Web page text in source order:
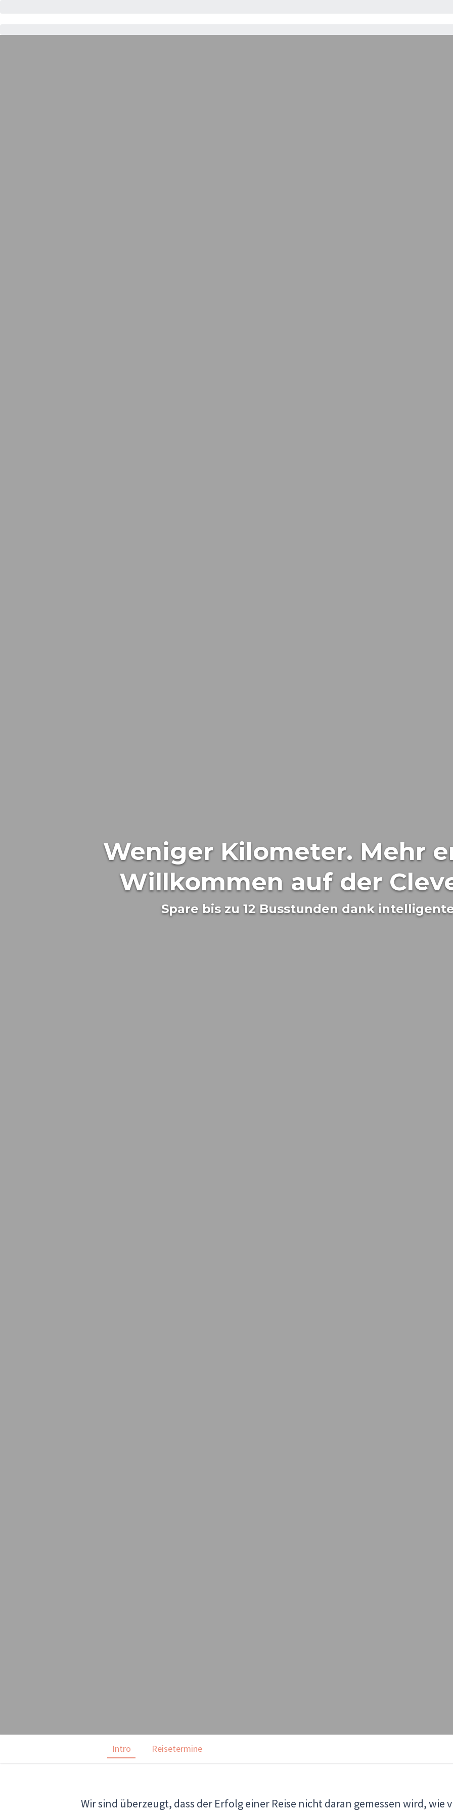
Weniger Kilometer. Mehr
Willkommen auf der
Spare bis zu 12 Busstunden dank
Intro Reisetermine
Wir sind überzeugt, dass der Erfolg einer Reise nicht daran gemessen wird, wie